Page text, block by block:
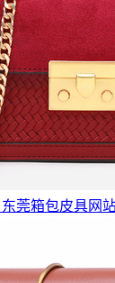
莞箱包皮具网